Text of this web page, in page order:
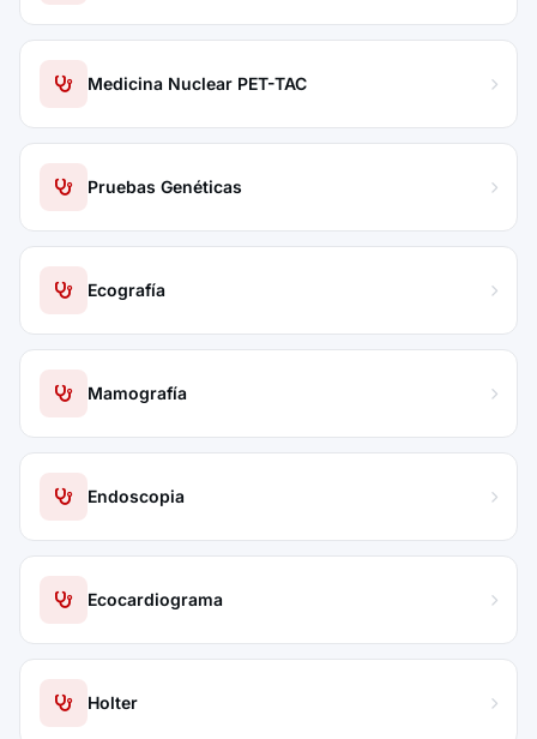
Medicina Nuclear PET-TAC
Pruebas Genéticas
Ecografía
Mamografía
Endoscopia
Ecocardiograma
Holter